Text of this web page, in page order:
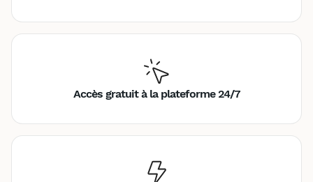
Accès gratuit à la plateforme 24/7